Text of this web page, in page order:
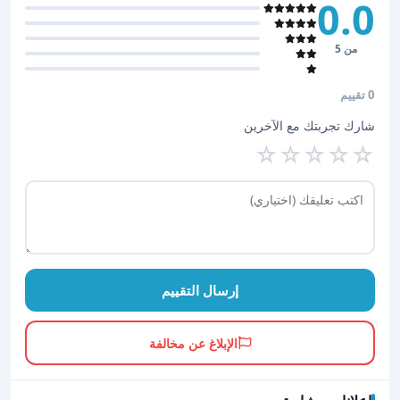
0.0
من 5
0 تقييم
شارك تجربتك مع الآخرين
☆
☆
☆
☆
☆
إرسال التقييم
الإبلاغ عن مخالفة